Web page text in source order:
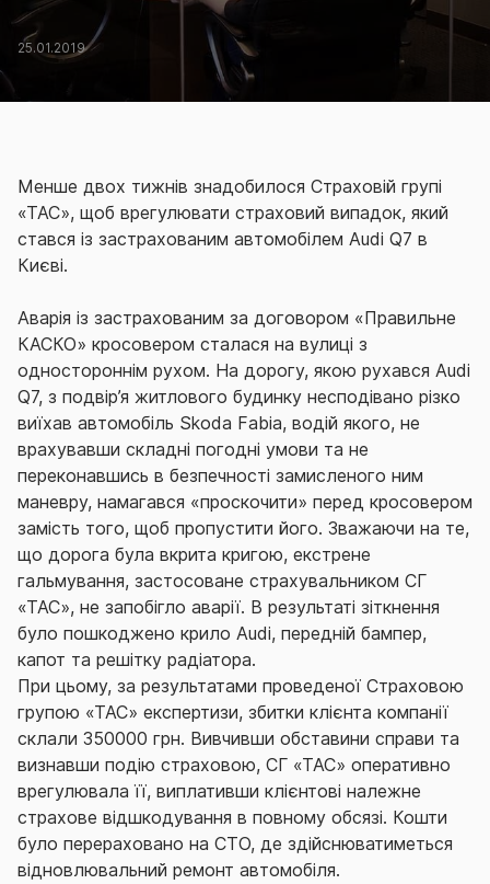
25.01.2019
Менше двох тижнів знадобилося Страховій групі
«ТАС», щоб врегулювати страховий випадок, який
стався із застрахованим автомобілем Audi Q7 в
Києві.
Аварія із застрахованим за договором «Правильне
КАСКО» кросовером сталася на вулиці з
одностороннім рухом. На дорогу, якою рухався Audi
Q7, з подвір’я житлового будинку несподівано різко
виїхав автомобіль Skoda Fabia, водій якого, не
врахувавши складні погодні умови та не
переконавшись в безпечності замисленого ним
маневру, намагався «проскочити» перед кросовером
замість того, щоб пропустити його. Зважаючи на те,
що дорога була вкрита кригою, екстрене
гальмування, застосоване страхувальником СГ
«ТАС», не запобігло аварії. В результаті зіткнення
було пошкоджено крило Audi, передній бампер,
капот та решітку радіатора.
При цьому, за результатами проведеної Страховою
групою «ТАС» експертизи, збитки клієнта компанії
склали 350000 грн. Вивчивши обставини справи та
визнавши подію страховою, СГ «ТАС» оперативно
врегулювала її, виплативши клієнтові належне
страхове відшкодування в повному обсязі. Кошти
було перераховано на СТО, де здійснюватиметься
відновлювальний ремонт автомобіля.